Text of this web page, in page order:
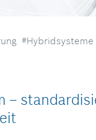
#Hybridsysteme
–